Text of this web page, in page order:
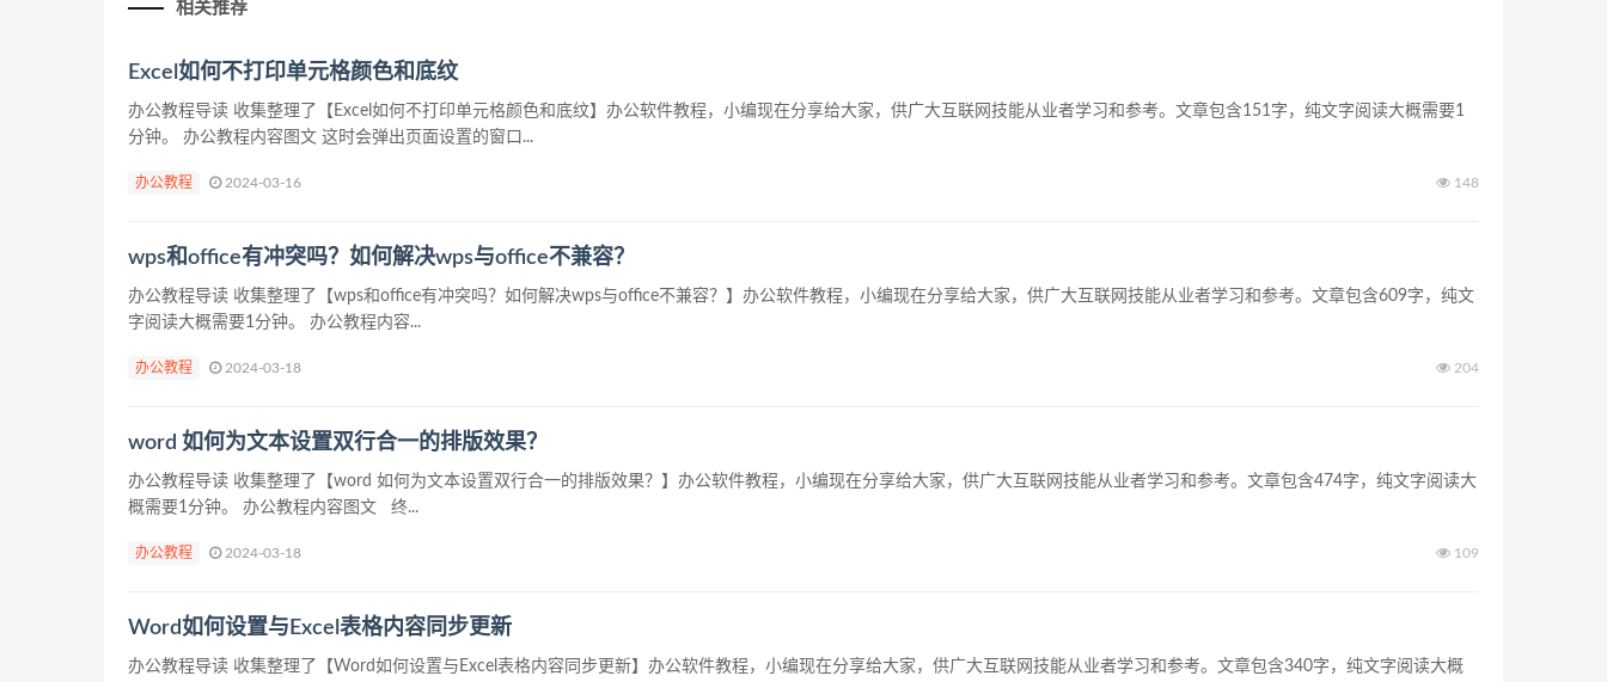
相关推荐
Excel如何不打印单元格颜色和底纹
办公教程导读 收集整理了【Excel如何不打印单元格颜色和底纹】办公软件教程，小编现在分享给大家，供广大互联网技能从业者学习和参考。文章包含151字，纯文字阅读大概需要1
分钟。 办公教程内容图文 这时会弹出页面设置的窗口...
办公教程 2024-03-16 148
wps和office有冲突吗？如何解决wps与office不兼容？
办公教程导读 收集整理了【wps和office有冲突吗？如何解决wps与office不兼容？】办公软件教程，小编现在分享给大家，供广大互联网技能从业者学习和参考。文章包含609字，纯文
字阅读大概需要1分钟。 办公教程内容...
办公教程 2024-03-18 204
word 如何为文本设置双行合一的排版效果？
办公教程导读 收集整理了【word 如何为文本设置双行合一的排版效果？】办公软件教程，小编现在分享给大家，供广大互联网技能从业者学习和参考。文章包含474字，纯文字阅读大
概需要1分钟。 办公教程内容图文 终...
办公教程 2024-03-18 109
Word如何设置与Excel表格内容同步更新
办公教程导读 收集整理了【Word如何设置与Excel表格内容同步更新】办公软件教程，小编现在分享给大家，供广大互联网技能从业者学习和参考。文章包含340字，纯文字阅读大概